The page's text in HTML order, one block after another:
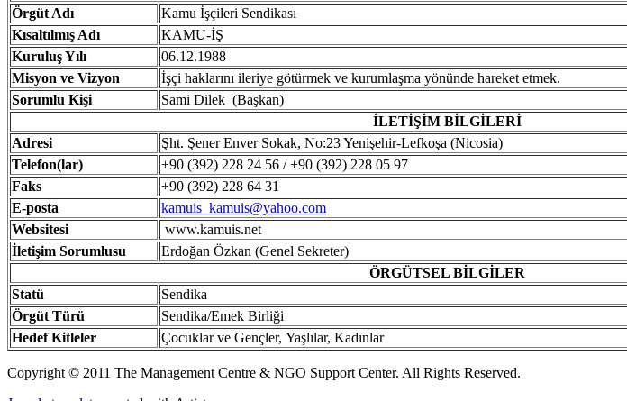
Örgüt Adı
Kamu İşçileri Sendikası
Kısaltılmış Adı
KAMU-İŞ
KuruluşYılı
06.12.1988
Misyon ve Vizyon
İşçi haklarını ileriye götürmek ve kurumlaşma yönünde hareket etmek.
Sorumlu Kişi
Sami Dilek (Başkan)
İLETİŞİM BİLGİLERİ
Adresi
Şht. Şener Enver Sokak, No:23 Yenişehir-Lefkoşa (Nicosia)
Telefon(lar)
+90 (392) 228 24 56 / +90 (392) 228 05 97
Faks
+90 (392) 228 64 31
E-posta
kamuis_kamuis@yahoo.com
Websitesi
www.kamuis.net
İletişim Sorumlusu
Erdoğan Özkan (Genel Sekreter)
ÖRGÜTSELBİLGİLER
Statü
Sendika
Örgüt Türü
Sendika/Emek Birliği
HedefKitleler Çocuklar ve Gençler, Yaşlılar, Kadınlar
Copyright © 2011 The Management Centre & NGO Support Center. All Rights Reserved.